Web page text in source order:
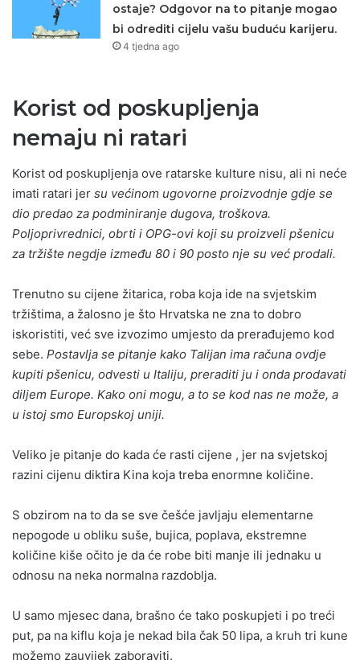
ostaje? Odgovor na to pitanje mogao
bi odrediti cijelu vašu buduću karijeru.
4 tjedna ago
Korist od poskupljenja
nemaju ni ratari
Korist od poskupljenja ove ratarske kulture nisu, ali ni neće
imati ratari jer su većinom ugovorne proizvodnje gdje se
dio predao za podminiranje dugova, troškova.
Poljoprivrednici, obrti i OPG-ovi koji su proizveli pšenicu
za tržište negdje između 80 i 90 posto nje su već prodali.
Trenutno su cijene žitarica, roba koja ide na svjetskim
tržištima, a žalosno je što Hrvatska ne zna to dobro
iskoristiti, već sve izvozimo umjesto da prerađujemo kod
sebe. Postavlja se pitanje kako Talijan ima računa ovdje
kupiti pšenicu, odvesti u Italiju, preraditi ju i onda prodavati
diljem Europe. Kako oni mogu, a to se kod nas ne može, a
u istoj smo Europskoj uniji.
Veliko je pitanje do kada će rasti cijene , jer na svjetskoj
razini cijenu diktira Kina koja treba enormne količine.
S obzirom na to da se sve češće javljaju elementarne
nepogode u obliku suše, bujica, poplava, ekstremne
količine kiše očito je da će robe biti manje ili jednaku u
odnosu na neka normalna razdoblja.
U samo mjesec dana, brašno će tako poskupjeti i po treći
put, pa na kiflu koja je nekad bila čak 50 lipa, a kruh tri kune
možemo zauvijek zaboraviti.